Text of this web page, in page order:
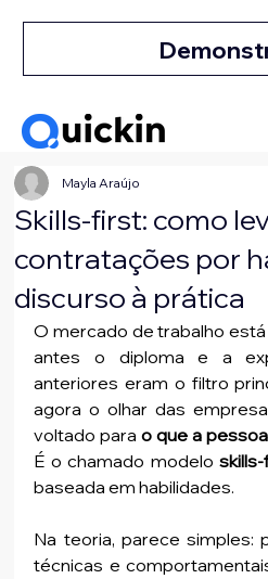
Skills-first: como
contratações por
discurso à prática
Mayla Araújo
O mercado de trabalho
antes o diploma e a
anteriores eram o filtro
agora o olhar das
voltado para o que a
É o chamado modelo
baseada em habilidades.
Na teoria, parece simples:
técnicas e